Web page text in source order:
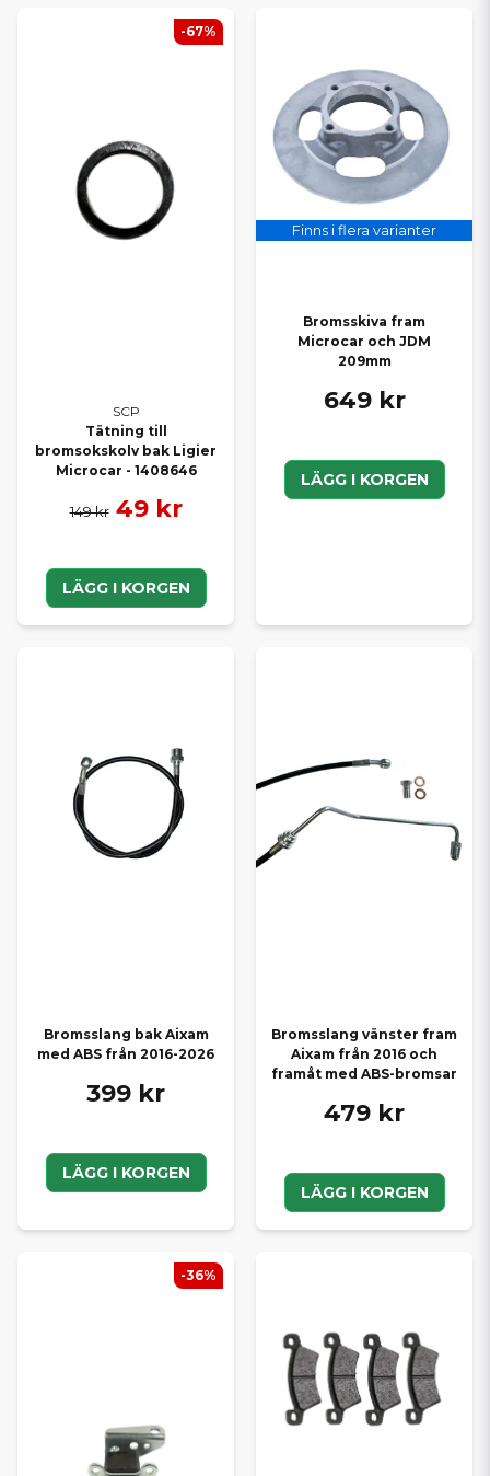
SCP
Tätning till
bromsokskolv bak Ligier
Microcar - 1408646
149 kr 49 kr
LÄGG I KORGEN
-67%
Finns i flera varianter
Bromsskiva fram
Microcar och JDM
209mm
649 kr
LÄGG I KORGEN
Bromsslang bak Aixam
med ABS från 2016-2026
399 kr
LÄGG I KORGEN
Bromsslang vänster fram
Aixam från 2016 och
framåt med ABS-bromsar
479 kr
LÄGG I KORGEN
-36%